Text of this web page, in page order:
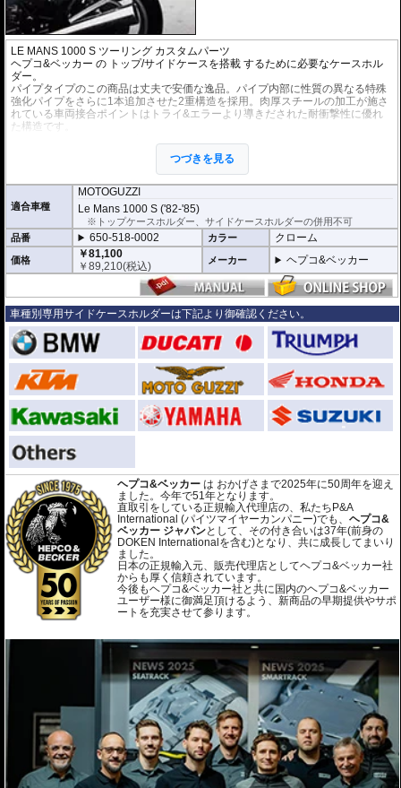
LE MANS 1000 S ツーリング カスタムパーツ
ヘプコ&ベッカー の トップ/サイドケースを搭載 するために必要なケースホル
ダー。
パイプタイプのこの商品は丈夫で安価な逸品。パイプ内部に性質の異なる特殊
強化パイプをさらに1本追加させた2重構造を採用。肉厚スチールの加工が施さ
れている車両接合ポイントはトライ&エラーより導きだされた耐衝撃性に優れ
た構造です。
bit/オービット、ユニバーサルプレートタイプを除く。)
※ケースのラインナップはこちらからご確認ください
※こちらはパイプタイプです。アルミラックではありません。
つづきを見る
適合車種
MOTOGUZZI
Le Mans 1000 S ('82-'85)
※トップケースホルダー、サイドケースホルダーの併用不可
品番
650-518-0002 カラー クローム
価格
￥81,100
￥89,210(税込) メーカー ヘプコ&ベッカー
車種別専用サイドケースホルダーは下記より御確認ください。
ヘプコ&ベッカー は おかげさまで2025年に50周年を迎え
ました。今年で51年となります。
直取引をしている正規輸入代理店の、私たちP&A
International (パイツマイヤーカンパニー)でも、ヘプコ&
ベッカー ジャパンとして、その付き合いは37年(前身の
DOKEN Internationalを含む)となり、共に成長してまいり
ました。
日本の正規輸入元、販売代理店としてヘプコ&ベッカー社
からも厚く信頼されています。
今後もヘプコ&ベッカー社と共に国内のヘプコ&ベッカー
ユーザー様に御満足頂けるよう、新商品の早期提供やサポ
ートを充実させて参ります。